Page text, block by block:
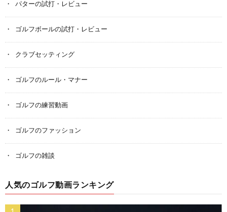
パターの試打・レビュー
ゴルフボールの試打・レビュー
クラブセッティング
ゴルフのルール・マナー
ゴルフの練習動画
ゴルフのファッション
ゴルフの雑談
人気のゴルフ動画ランキング